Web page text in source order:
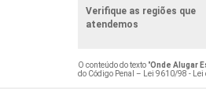
Verifique as regiões que
atendemos
O conteúdo do texto "Onde Alugar
do Código Penal –
Lei 9610/98 -